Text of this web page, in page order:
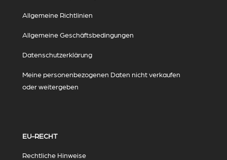
Allgemeine Richtlinien
Allgemeine Geschäftsbedingungen
Datenschutzerklärung
Meine personenbezogenen Daten nicht verkaufen
oder weitergeben
EU-RECHT
Rechtliche Hinweise